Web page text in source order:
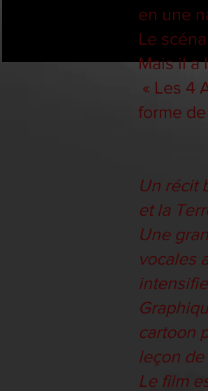
en une
Le
Mais il a
« Les 4
forme
Un récit
et la
Une
vocales
cartoon
leçon de
Le film